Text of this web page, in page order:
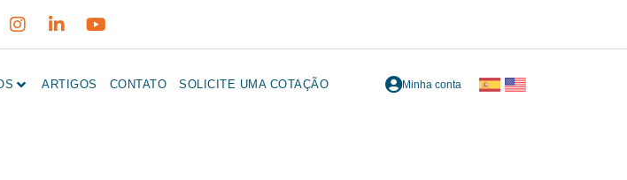
ARTIGOS CONTATO SOLICITE UMA COTAÇÃO Minha conta